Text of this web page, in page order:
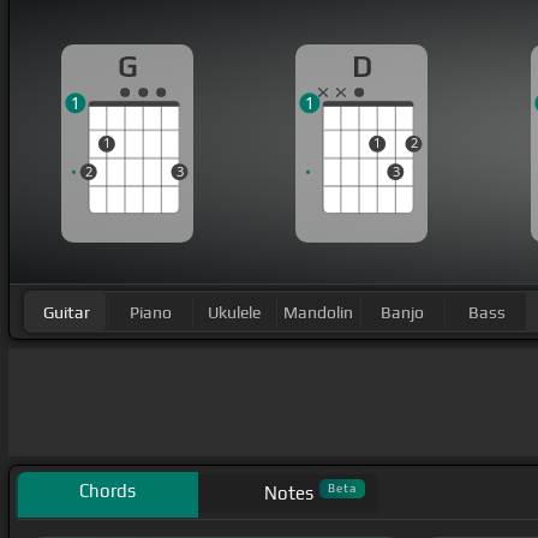
G
2
1
3
1
D
1
3
2
1
Guitar Piano Ukulele Mandolin Banjo Bass
Chords Notes Beta